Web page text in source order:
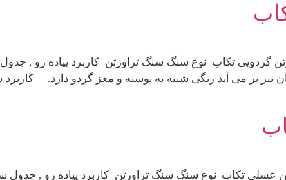
گردویی تکاب نوع سنگ سنگ تراورتن کاربرد پیاده رو ,
نیز بر می آید رنگی شبیه به پوسته و مغز گردو دارد.
عسلی تکاب نوع سنگ سنگ تراورتن کاربرد پیاده رو ,